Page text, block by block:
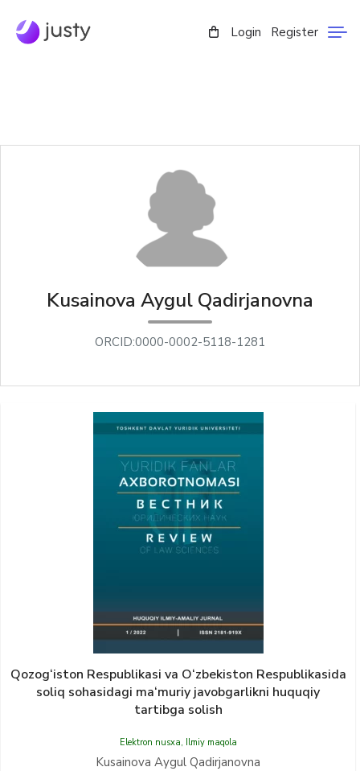
Login Register
Kusainova Aygul Qadirjanovna
ORCID:0000-0002-5118-1281
Qozog‘iston Respublikаsi vа O‘zbekiston Respublikаsidа
soliq sohаsidаgi mа‘muriy jаvobgаrlikni huquqiy
tаrtibgа solish
Elektron nusxa, Ilmiy maqola
Kusainova Aygul Qadirjanovna